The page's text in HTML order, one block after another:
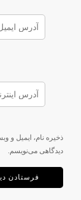
ذخیره نام، ایمیل و
دیدگاهی می‌نویسم.